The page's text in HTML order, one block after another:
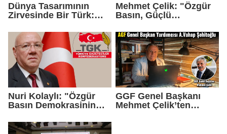
Dünya Tasarımının
Zirvesinde Bir Türk:
Ayanoğlu'na İtalya'dan
Birincilik Ödülü
Mehmet Çelik: "Özgür
Basın, Güçlü
Teminatıdır"
Nuri Kolaylı: "Özgür
Basın Demokrasinin
GGF Genel Başkanı
Mehmet Çelik’ten